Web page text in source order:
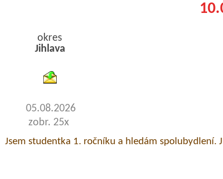
okres
Jihlava
05.08.2026
zobr. 25x
Jsem studentka 1. ročníku a hledám spolubydlení.